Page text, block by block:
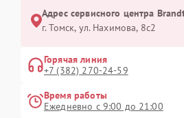
Адрес сервисного центра
г. Томск, ул. Нахимова, 8с2
Горячая линия
+7 (382) 270-24-59
Время работы
Ежедневно с 9:00 до 21:00